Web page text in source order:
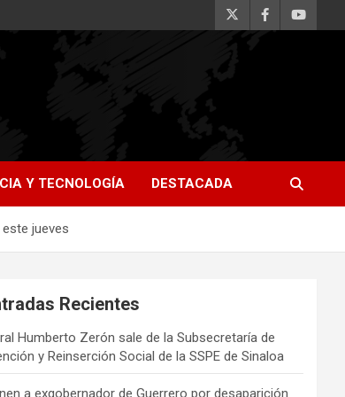
Y TECNOLOGÍA DESTACADA
jueves
Recientes
Humberto Zerón sale de la Subsecretaría de
y Reinserción Social de la SSPE de Sinaloa
a exgobernador de Guerrero por desaparición